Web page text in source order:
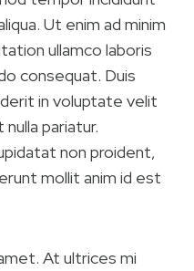
Ut enim ad minim
ullamco laboris
consequat. Duis
in voluptate velit
pariatur.
non proident,
mollit anim id est
At ultrices mi